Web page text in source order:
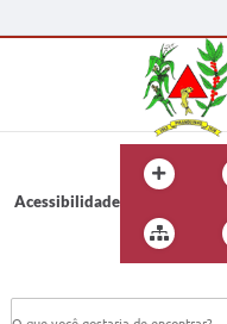
Acessibilidade